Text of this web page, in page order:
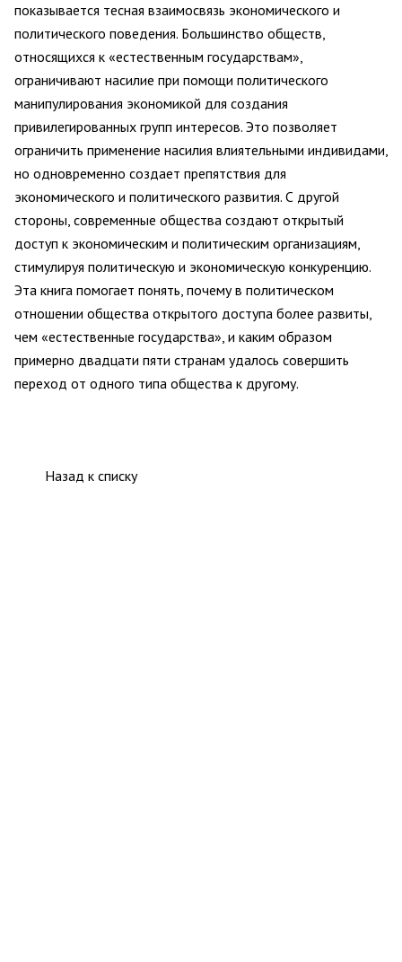
показывается тесная взаимосвязь экономического и
политического поведения. Большинство обществ,
относящихся к «естественным государствам»,
ограничивают насилие при помощи политического
манипулирования экономикой для создания
привилегированных групп интересов. Это позволяет
ограничить применение насилия влиятельными индивидами,
но одновременно создает препятствия для
экономического и политического развития. С другой
стороны, современные общества создают открытый
доступ к экономическим и политическим организациям,
стимулируя политическую и экономическую конкуренцию.
Эта книга помогает понять, почему в политическом
отношении общества открытого доступа более развиты,
чем «естественные государства», и каким образом
примерно двадцати пяти странам удалось совершить
переход от одного типа общества к другому.
Назад к списку